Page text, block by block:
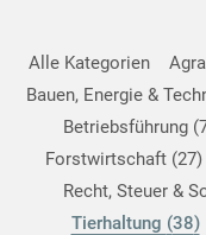
Alle Kategorien
Bauen, Energie &
Betriebsführung
Forstwirtschaft 27
Recht, Steuer &
Tierhaltung 38